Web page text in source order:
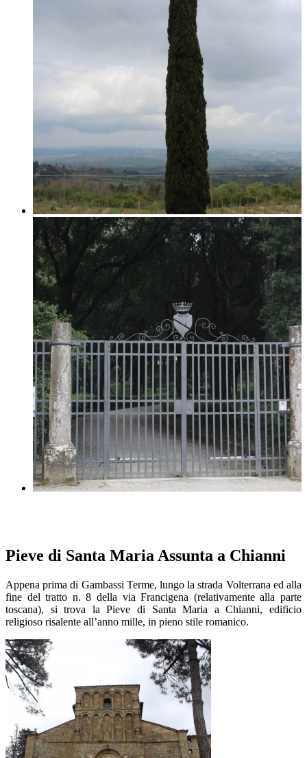
Pieve di Santa Maria Assunta a Chianni
Appena prima di Gambassi Terme, lungo la strada Volterrana ed alla
fine del tratto n. 8 della via Francigena (relativamente alla parte
toscana), si trova la Pieve di Santa Maria a Chianni, edificio
religioso risalente all’anno mille, in pieno stile romanico.